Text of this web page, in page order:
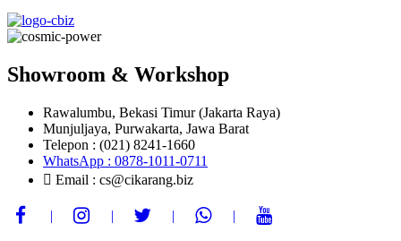
Showroom & Workshop
Rawalumbu, Bekasi Timur (Jakarta Raya)
Munjuljaya, Purwakarta, Jawa Barat
Telepon : (021) 8241-1660
WhatsApp : 0878-1011-0711
Email : cs@cikarang.biz